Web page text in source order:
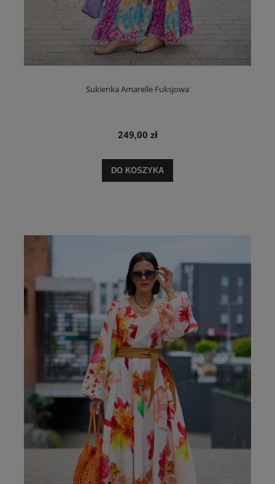
Sukienka Amarelle Fuksjowa
249,00 zł
DO KOSZYKA